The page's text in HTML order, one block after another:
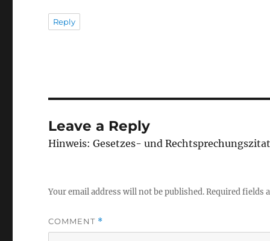
Reply
Leave a Reply
Hinweis: Gesetzes- und
Your email address will not be published.Required fields
COMMENT *